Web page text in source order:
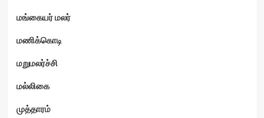
மங்கையர் மலர்
மணிக்கொடி
மறுமலர்ச்சி
மல்லிகை
முத்தாரம்